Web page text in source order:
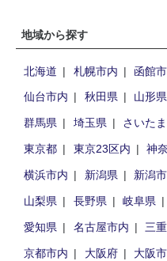
地域から探す
北海道 札幌市内 函館
仙台市内
秋田県 山形県
群馬県
埼玉県 さいた
東京都
東京23区内 神
横浜市内
新潟県 新潟
山梨県
長野県 岐阜県
愛知県
名古屋市内 三
京都市内
大阪府 大阪